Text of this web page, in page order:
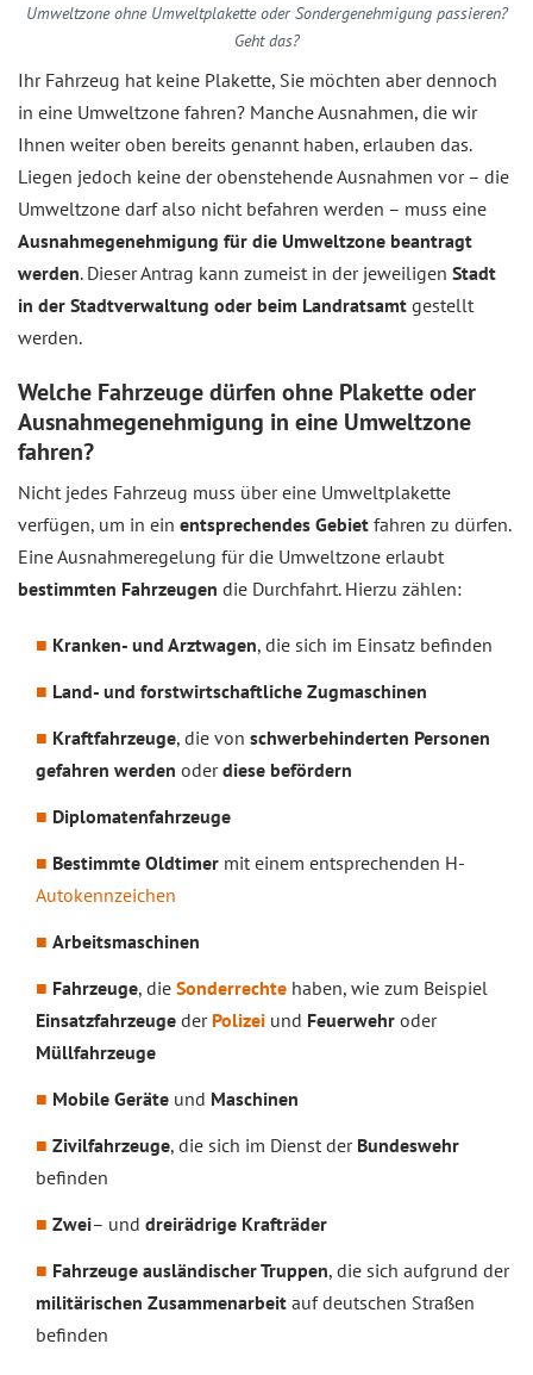
Umweltzone ohne Umweltplakette oder Sondergenehmigung passieren?
Geht das?
Ihr Fahrzeug hat keine Plakette, Sie möchten aber dennoch
in eine Umweltzone fahren? Manche Ausnahmen, die wir
Ihnen weiter oben bereits genannt haben, erlauben das.
Liegen jedoch keine der obenstehende Ausnahmen vor – die
Umweltzone darf also nicht befahren werden – muss eine
Ausnahmegenehmigung für die Umweltzone beantragt
werden. Dieser Antrag kann zumeist in der jeweiligen Stadt
in der Stadtverwaltung oder beim Landratsamt gestellt
werden.
Welche Fahrzeuge dürfen ohne Plakette oder
Ausnahmegenehmigung in eine Umweltzone
fahren?
Nicht jedes Fahrzeug muss über eine Umweltplakette
verfügen, um in ein entsprechendes Gebiet fahren zu dürfen.
Eine Ausnahmeregelung für die Umweltzone erlaubt
bestimmten Fahrzeugen die Durchfahrt. Hierzu zählen:
Kranken- und Arztwagen, die sich im Einsatz befinden
Land- und forstwirtschaftliche Zugmaschinen
Kraftfahrzeuge, die von schwerbehinderten Personen
gefahren werden oderdiese befördern
Diplomatenfahrzeuge
Bestimmte Oldtimer mit einem entsprechenden H-
Autokennzeichen
Arbeitsmaschinen
Fahrzeuge, die Sonderrechte haben, wie zum Beispiel
Einsatzfahrzeuge der Polizei und Feuerwehr oder
Müllfahrzeuge
Mobile Geräte und Maschinen
Zivilfahrzeuge, die sich im Dienst der Bundeswehr
befinden
Zwei– und dreirädrige Krafträder
Fahrzeuge ausländischer Truppen, die sich aufgrund der
militärischen Zusammenarbeit auf deutschen Straßen
befinden